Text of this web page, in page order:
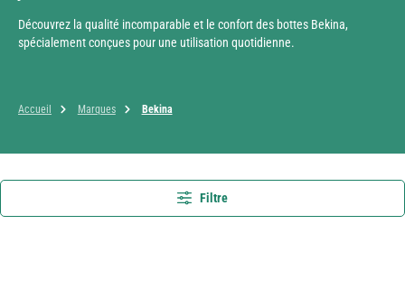
Découvrez la qualité incomparable et le confort des bottes Bekina,
spécialement conçues pour une utilisation quotidienne.
Accueil Marques Bekina
Filtre